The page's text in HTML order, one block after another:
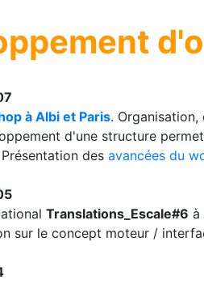
à Albi et Paris.
d'une structure
des avancées du
Translations_Escale#6 à
sur le concept moteur /